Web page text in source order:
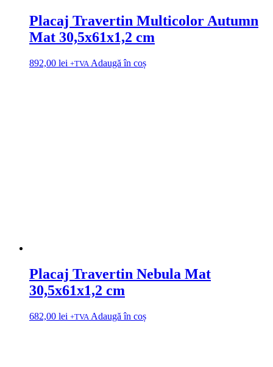
Placaj Travertin Multicolor Autumn
Mat 30,5x61x1,2 cm
892,00 lei +TVA Adaugă în coș
Placaj Travertin Nebula Mat
30,5x61x1,2 cm
682,00 lei +TVA Adaugă în coș